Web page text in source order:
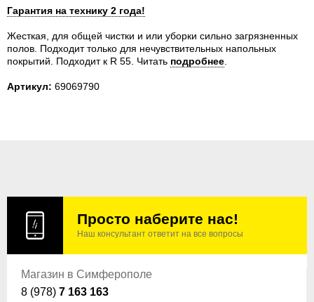
Гарантия на технику 2 года!
Жесткая, для общей чистки и или уборки сильно загрязненных
полов. Подходит только для нечувствительных напольных
покрытий. Подходит к R 55. Читать подробнее
Артикул: 69069790
Просто наберите нас!
Наш консультант ответит на все вопросы
Магазин в Симферополе
8 (978) 7 163 163